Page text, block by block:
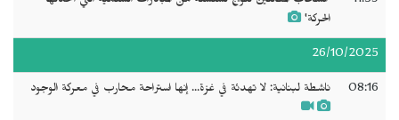
الحركة'
26/10/2025
08:16 ناشطة لبنانية: لا تهدئة في غزة... إنها استراحة محارب في معركة الوجود